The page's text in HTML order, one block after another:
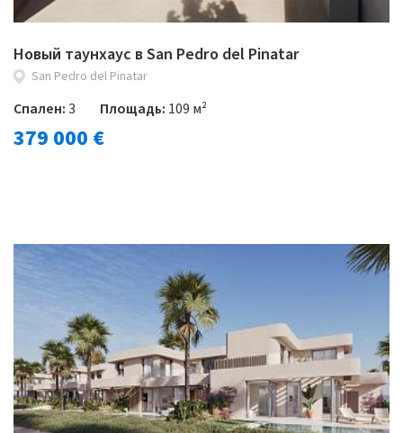
Новый таунхаус в San Pedro del Pinatar
San Pedro del Pinatar
Спален:3 Площадь: 109 м²
379 000 €